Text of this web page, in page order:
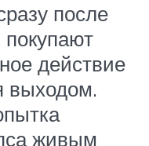
после
действие
выходом.
живым